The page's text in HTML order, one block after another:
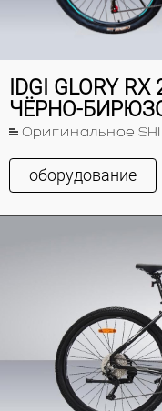
IDGI GLORY RX
ЧЁРНО-
Оригинальное
оборудование